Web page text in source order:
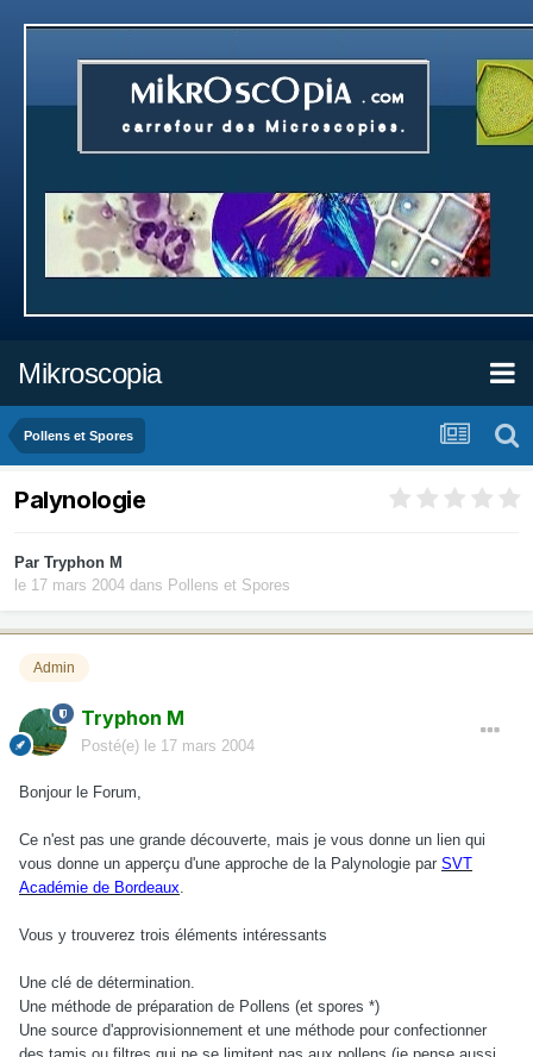
Mikroscopia
Pollens et Spores
Palynologie
Par Tryphon M
le 17 mars 2004 dans Pollens et Spores
Admin
Tryphon M
Posté(e) le 17 mars 2004
Bonjour le Forum,
Ce n'est pas une grande découverte, mais je vous donne un lien qui
vous donne un apperçu d'une approche de la Palynologie par SVT
Académie de Bordeaux
Vous y trouverez trois éléments intéressants
Une clé de détermination.
Une méthode de préparation de Pollens (et spores *)
Une source d'approvisionnement et une méthode pour confectionner